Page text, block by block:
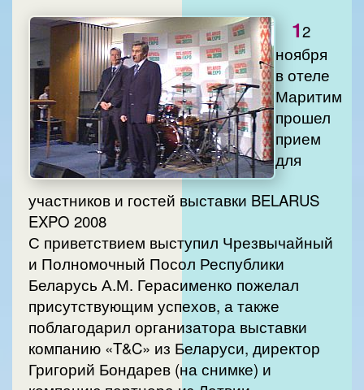
12
ноября
в отеле
Маритим
прошел
прием
для
участников и гостей выставки BELARUS
EXPO 2008
С приветствием выступил Чрезвычайный
и Полномочный Посол Республики
Беларусь А.М. Герасименко пожелал
присутствующим успехов, а также
поблагодарил организатора выставки
компанию «T&C» из Беларуси, директор
Григорий Бондарев (на снимке) и